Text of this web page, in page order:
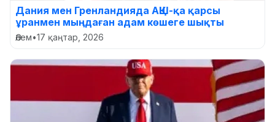
Дания мен Гренландияда АҚШ-қа қарсы
ұранмен мыңдаған адам көшеге шықты
Әлем•17 қаңтар, 2026